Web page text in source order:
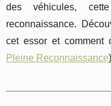
des véhicules,
reconnaissance.
cet essor et comment
Pleine Reconnaissance